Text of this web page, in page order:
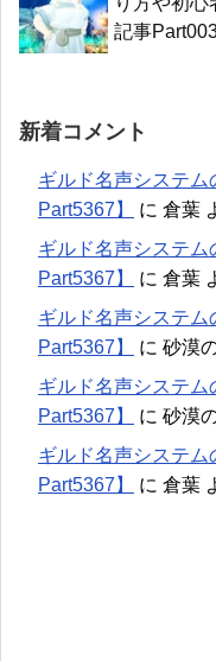
記事Part003
新着コメント
ギルド名声システ
Part5367】
に 倉葉
ギルド名声システ
Part5367】
に 倉葉
ギルド名声システ
Part5367】
に 砂漠
ギルド名声システ
Part5367】
に 砂漠
ギルド名声システ
Part5367】
に 倉葉